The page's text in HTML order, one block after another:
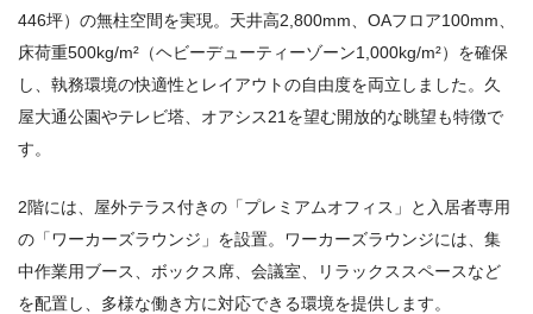
446坪）の無柱空間を実現。天井高2,800mm、OAフロア100mm、
床荷重500kg/m²（ヘビーデューティーゾーン1,000kg/m²）を確保
し、執務環境の快適性とレイアウトの自由度を両立しました。久
屋大通公園やテレビ塔、オアシス21を望む開放的な眺望も特徴で
す。
2階には、屋外テラス付きの「プレミアムオフィス」と入居者専用
の「ワーカーズラウンジ」を設置。ワーカーズラウンジには、集
中作業用ブース、ボックス席、会議室、リラックススペースなど
を配置し、多様な働き方に対応できる環境を提供します。